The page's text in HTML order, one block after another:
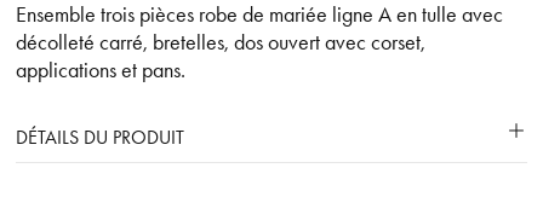
Ensemble trois pièces robe de mariée ligne A en tulle avec
décolleté carré, bretelles, dos ouvert avec corset,
applications et pans.
DÉTAILS DU PRODUIT